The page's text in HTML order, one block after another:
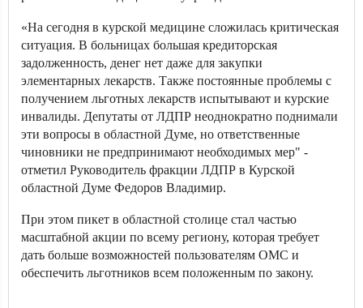
«На сегодня в курской медицине сложилась критическая
ситуация. В больницах большая кредиторская
задолженность, денег нет даже для закупки
элементарных лекарств. Также постоянные проблемы с
получением льготных лекарств испытывают и курские
инвалиды. Депутаты от ЛДПР неоднократно поднимали
эти вопросы в областной Думе, но ответственные
чиновники не предпринимают необходимых мер" -
отметил Руководитель фракции ЛДПР в Курской
областной Думе Федоров Владимир.
При этом пикет в областной столице стал частью
масштабной акции по всему региону, которая требует
дать больше возможностей пользователям ОМС и
обеспечить льготников всем положенным по закону.